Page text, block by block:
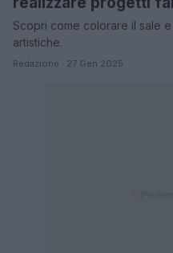
Scopri come colorare il sale
artistiche.
Redazione · 27 Gen 2025